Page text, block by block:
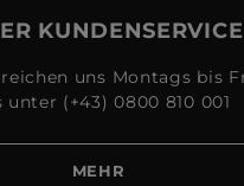
KUNDENSERVICE
uns Montags bis
(+43) 0800 810 001
MEHR